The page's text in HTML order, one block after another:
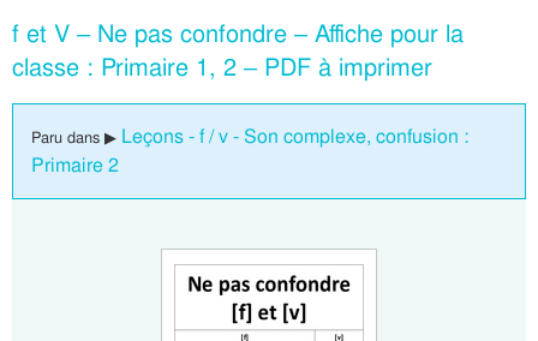
f et V – Ne pas confondre – Affiche pour la
classe : Primaire 1, 2 – PDF à imprimer
Paru dans ▶ Leçons - f / v - Son complexe, confusion :
Primaire 2